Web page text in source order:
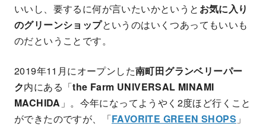
いいし、要するに何が言いたいかというと お気に入り
のグリーンショップというのはいくつあってもいいも
のだということです。
2019年11月にオープンした南町田グランベリーパー
ク内にある「the Farm UNIVERSAL MINAMI
MACHIDA 」。今年になってようやく2度ほど行くこと
ができたのですが、「FAVORITE GREEN SHOPS 」